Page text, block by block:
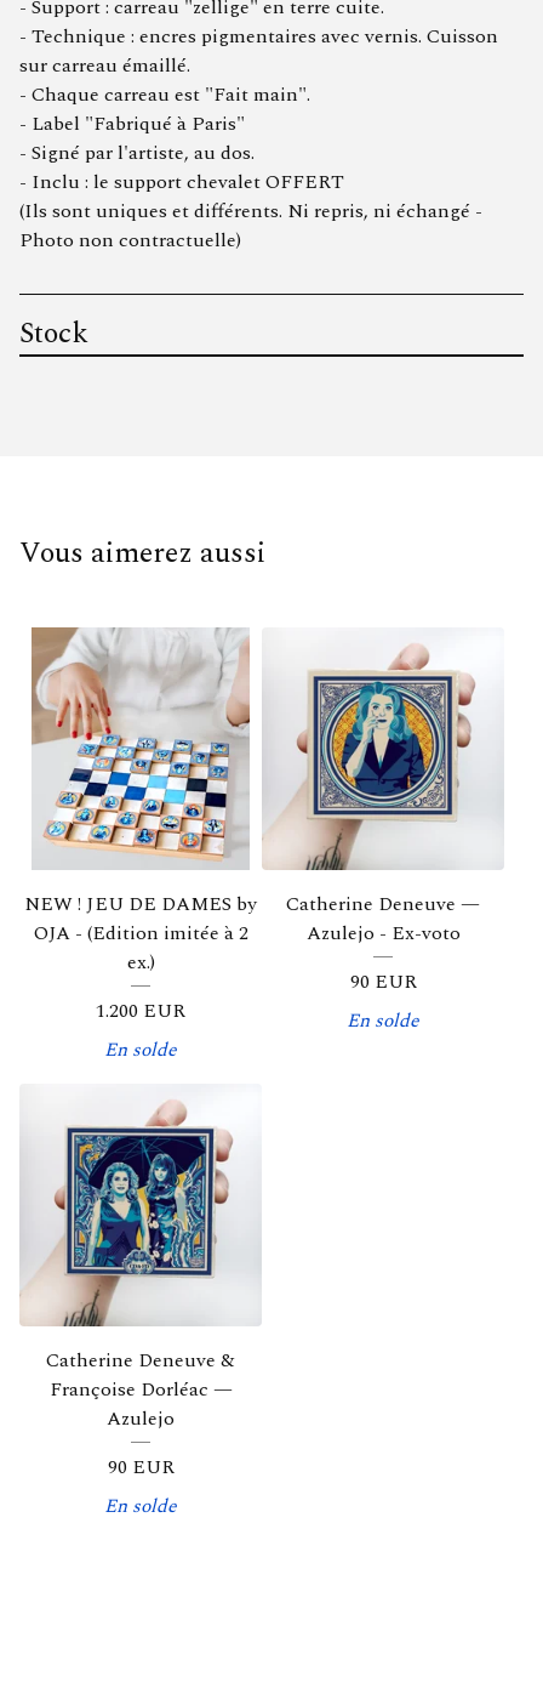
- Support : carreau "zellige" en terre cuite.
- Technique : encres pigmentaires avec vernis. Cuisson
sur carreau émaillé.
- Chaque carreau est "Fait main".
- Label "Fabriqué à Paris"
- Signé par l'artiste, au dos.
- Inclu : le support chevalet OFFERT
(Ils sont uniques et différents. Ni repris, ni échangé -
Photo non contractuelle)
Stock
Vous aimerez aussi
NEW ! JEU DE DAMES by
OJA - (Edition imitée à 2
ex.)
1.200 EUR
En solde
Catherine Deneuve —
Azulejo - Ex-voto
90 EUR
En solde
Catherine Deneuve &
Françoise Dorléac —
Azulejo
90 EUR
En solde